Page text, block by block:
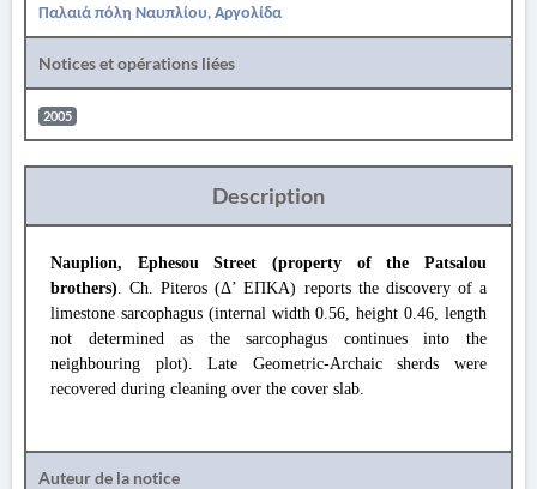
Παλαιά πόλη Ναυπλίου, Αργολίδα
Notices et opérations liées
2005
Description
Nauplion, Ephesou Street (property of the Patsalou
brothers). Ch. Piteros (Δ’ ΕΠΚΑ) reports the discovery of a
limestone sarcophagus (internal width 0.56, height 0.46, length
not determined as the sarcophagus continues into the
neighbouring plot). Late Geometric-Archaic sherds were
recovered during cleaning over the cover slab.
Auteur de la notice